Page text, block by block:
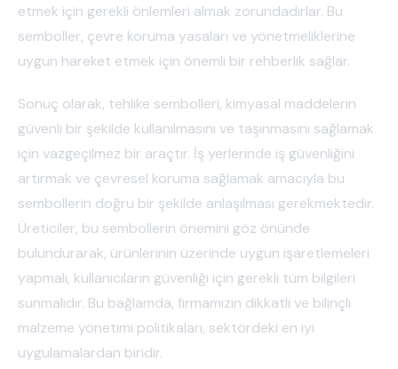
etmek için gerekli önlemleri almak zorundadırlar. Bu
semboller, çevre koruma yasaları ve yönetmeliklerine
uygun hareket etmek için önemli bir rehberlik sağlar.
Sonuç olarak, tehlike sembolleri, kimyasal maddelerin
güvenli bir şekilde kullanılmasını ve taşınmasını sağlamak
için vazgeçilmez bir araçtır. İş yerlerinde iş güvenliğini
artırmak ve çevresel koruma sağlamak amacıyla bu
sembollerin doğru bir şekilde anlaşılması gerekmektedir.
Üreticiler, bu sembollerin önemini göz önünde
bulundurarak, ürünlerinin üzerinde uygun işaretlemeleri
yapmalı, kullanıcıların güvenliği için gerekli tüm bilgileri
sunmalıdır. Bu bağlamda, firmamızın dikkatli ve bilinçli
malzeme yönetimi politikaları, sektördeki en iyi
uygulamalardan biridir.